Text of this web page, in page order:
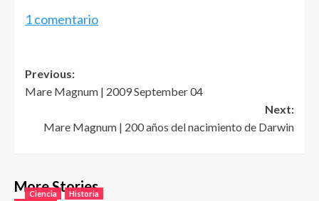
1 comentario
Post
navigation
Previous:
Mare Magnum | 2009 September 04
Next:
Mare Magnum | 200 años del nacimiento de Darwin
More Stories
Ciencia Historia